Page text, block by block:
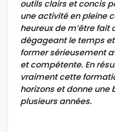
outils clairs et concis
une activité en pleine
heureux de m’être fait
dégageant le temps
former sérieusement
et compétente. En
vraiment cette
horizons et donne une
plusieurs années.